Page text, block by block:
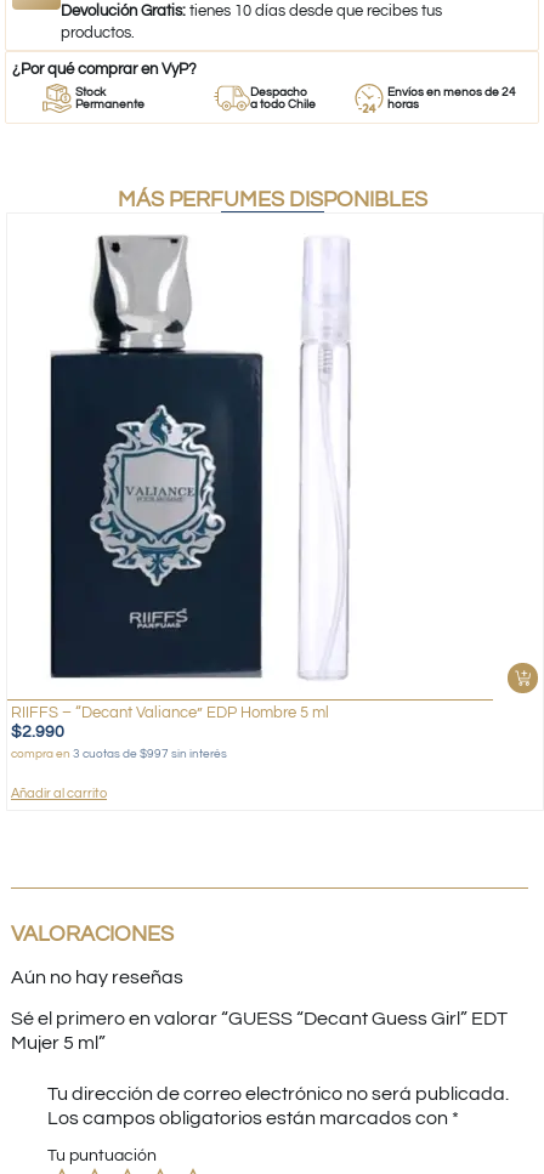
Devolución Gratis: tienes 10 días desde que recibes tus
productos.
¿Por qué comprar en VyP?
Stock
Permanente
Despacho
a todo Chile
Envíos en menos de 24
horas
MÁS PERFUMES DISPONIBLES
RIIFFS – “Decant Valiance” EDP Hombre 5 ml
$2.990
compra en 3 cuotas de $997 sin interés
Añadir al carrito
VALORACIONES
Aún no hay reseñas
Sé el primero en valorar “GUESS “Decant Guess Girl” EDT
Mujer 5 ml”
Tu dirección de correo electrónico no será publicada.
Los campos obligatorios están marcados con *
Tu puntuación